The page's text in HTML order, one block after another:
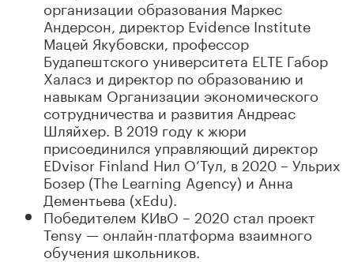
организации образования Маркес
Андерсон, директор Evidence Institute
Мацей Якубовски, профессор
Будапештского университета ELTE Габор
Халасз и директор по образованию и
навыкам Организации экономического
сотрудничества и развития Андреас
Шляйхер. В 2019 году к жюри
присоединился управляющий директор
EDvisor Finland Нил О’Тул, в 2020 – Ульрих
Бозер (The Learning Agency) и Анна
Дементьева (xEdu).
Победителем КИвО – 2020 стал проект
Tensy — онлайн-платформа взаимного
обучения школьников.